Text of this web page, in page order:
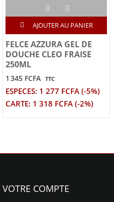
AJOUTER AU PANIER
FELCE AZZURA GEL DE
DOUCHE CLEO FRAISE
250ML
1 345 FCFA TTC
ESPECES: 1 277 FCFA (-5%)
CARTE: 1 318 FCFA (-2%)
VOTRE COMPTE